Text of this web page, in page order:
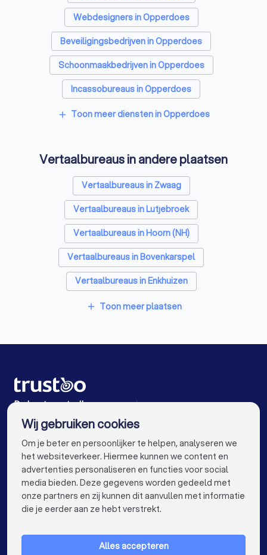
Webdesigners in Opperdoes
Beveiligingsbedrijven in Opperdoes
Schoonmaakbedrijven in Opperdoes
Incassobureaus in Opperdoes
Online marketing bureaus in Opperdoes
SEO-specialisten in Opperdoes
Grafisch ontwerpers in Opperdoes
Reclamebureaus in Opperdoes
Accountants in Opperdoes
add Toon meer diensten in Opperdoes
Vertaalbureaus in andere plaatsen
Vertaalbureaus in Zwaag
Vertaalbureaus in Lutjebroek
Vertaalbureaus in Hoorn (NH)
Vertaalbureaus in Bovenkarspel
Vertaalbureaus in Enkhuizen
Vertaalbureaus in Obdam
Vertaalbureaus in Noord-Scharwoude
Vertaalbureaus in Schermerhorn
Vertaalbureaus in Amsterdam
Vertaalbureaus in Rotterdam
Vertaalbureaus in Den Haag
Vertaalbureaus in Utrecht
Vertaalbureaus in Tilburg
add Toon meer plaatsen
De beste vertaalbureaus voor jou
VOOR PARTICULIEREN keyboard_arrow_down
Wij gebruiken cookies
Om je beter en persoonlijker te helpen, analyseren we
het websiteverkeer. Hiermee kunnen we content en
advertenties personaliseren en functies voor social
media bieden. Deze gegevens worden gedeeld met
onze partners en zij kunnen dit aanvullen met informatie
die je eerder aan ze hebt verstrekt.
Alles accepteren